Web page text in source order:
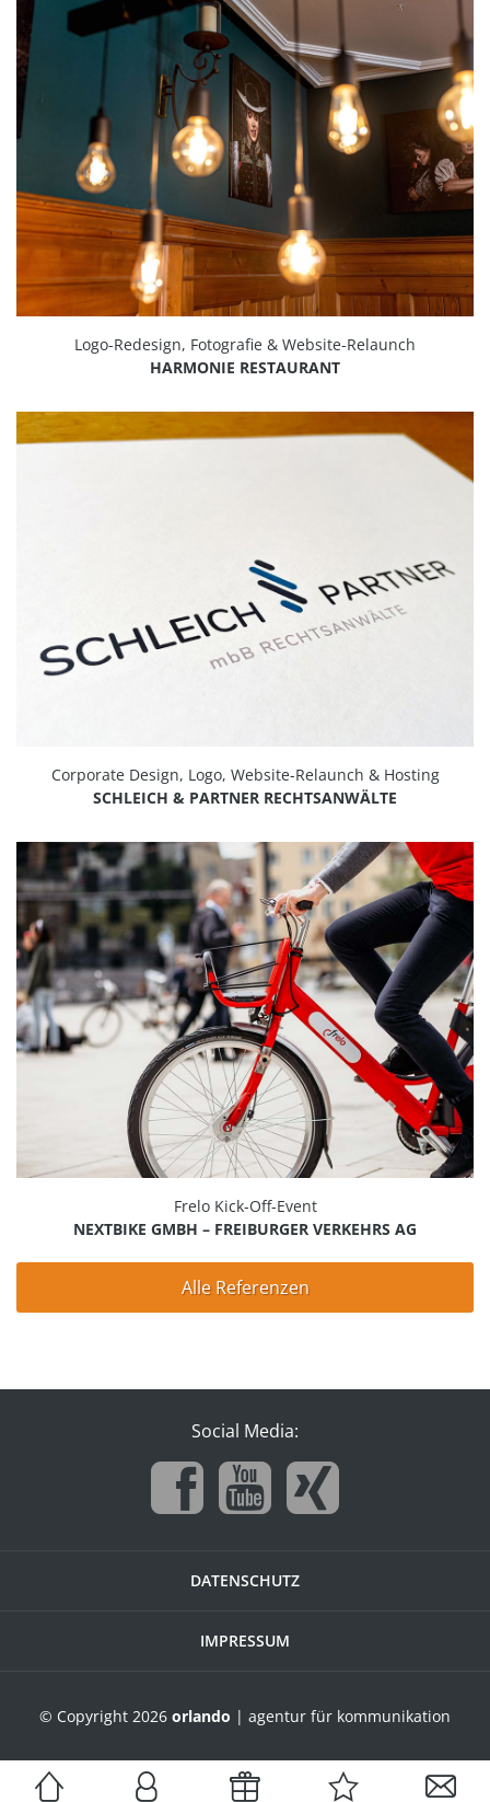
Logo-Redesign, Fotografie & Website-Relaunch
HARMONIE RESTAURANT
Corporate Design, Logo, Website-Relaunch & Hosting
SCHLEICH & PARTNER RECHTSANWÄLTE
Frelo Kick-Off-Event
NEXTBIKE GMBH – FREIBURGER VERKEHRS AG
Alle Referenzen
Social Media:
DATENSCHUTZ
IMPRESSUM
© Copyright 2026 orlando | agentur für kommunikation